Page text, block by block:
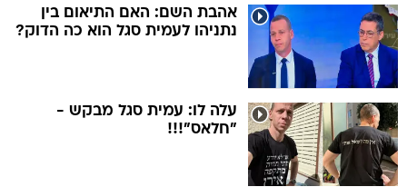
אהבת השם: האם התיאום בין
נתניהו לעמית סגל הוא כה הדוק?
עלה לו: עמית סגל מבקש -
"חלאס"!!!